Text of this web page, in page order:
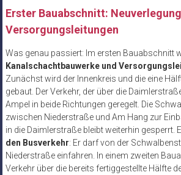
Erster Bauabschnitt:
Versorgungsleitungen
Was genau passiert: Im ersten Bauabschnitt
Kanalschachtbauwerke und
Zunächst wird der Innenkreis und die eine
gebaut. Der Verkehr, der über die
Ampel in beide Richtungen geregelt. Die
zwischen Niederstraße und Am Hang zur
in die Daimlerstraße bleibt weiterhin gesperrt.
den Busverkehr: Er darf von der
Niederstraße einfahren. In einem zweiten
Verkehr über die bereits fertiggestellte Hälfte